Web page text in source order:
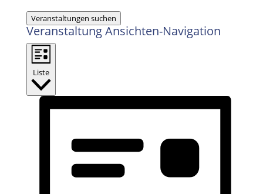
Veranstaltungen suchen
Veranstaltung Ansichten-Navigation
Liste